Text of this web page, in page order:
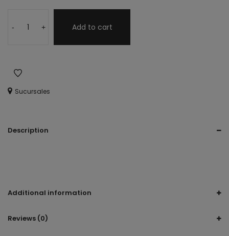
- + Add to cart
Sucursales
Description
Additional information
Reviews (0)